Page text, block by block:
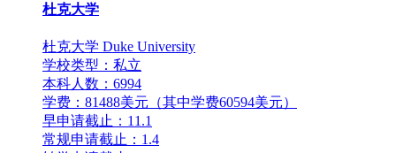
杜克大学
杜克大学 Duke University
学校类型：私立
本科人数：6994
学费：81488美元（其中学费60594美元）
早申请截止：11.1
常规申请截止：1.4